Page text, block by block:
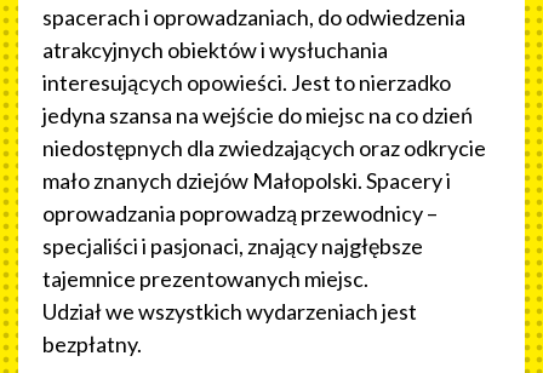
spacerach i oprowadzaniach, do odwiedzenia
atrakcyjnych obiektów i wysłuchania
interesujących opowieści. Jest to nierzadko
jedyna szansa na wejście do miejsc na co dzień
niedostępnych dla zwiedzających oraz odkrycie
mało znanych dziejów Małopolski. Spacery i
oprowadzania poprowadzą przewodnicy –
specjaliści i pasjonaci, znający najgłębsze
tajemnice prezentowanych miejsc.
Udział we wszystkich wydarzeniach jest
bezpłatny.